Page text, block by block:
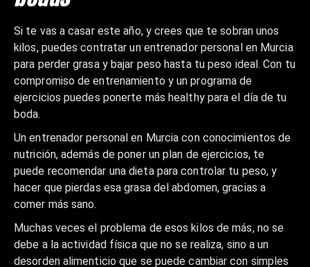
Si te vas a casar este año, y crees que te sobran unos
kilos, puedes contratar un entrenador personal en Murcia
para perder grasa y bajar peso hasta tu peso ideal. Con tu
compromiso de entrenamiento y un programa de
ejercicios puedes ponerte más healthy para el día de tu
boda.
Un entrenador personal en Murcia con conocimientos de
nutrición, además de poner un plan de ejercicios, te
puede recomendar una dieta para controlar tu peso, y
hacer que pierdas esa grasa del abdomen, gracias a
comer más sano.
Muchas veces el problema de esos kilos de más, no se
debe a la actividad física que no se realiza, sino a un
desorden alimenticio que se puede cambiar con simples